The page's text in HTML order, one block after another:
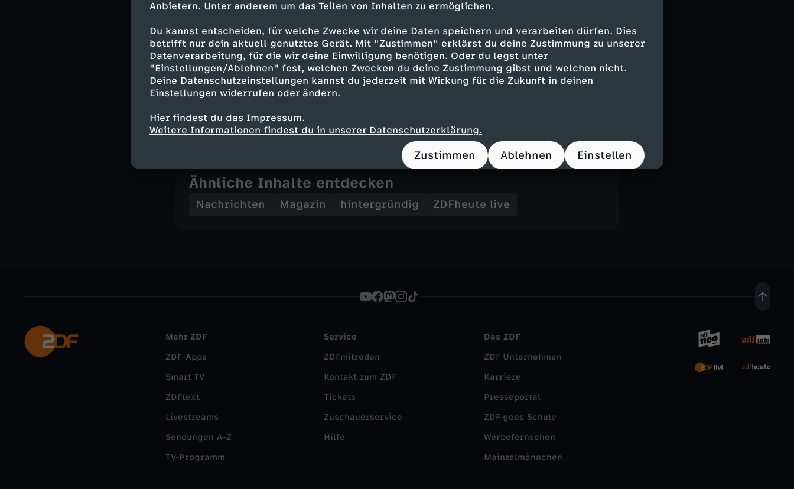
Anbietern. Unter anderem um das Teilen von Inhalten zu ermöglichen.
Du kannst entscheiden, für welche Zwecke wir deine Daten speichern und verarbeiten dürfen. Dies
betrifft nur dein aktuell genutztes Gerät. Mit "Zustimmen" erklärst du deine Zustimmung zu unserer
Datenverarbeitung, für die wir deine Einwilligung benötigen. Oder du legst unter
"Einstellungen/Ablehnen" fest, welchen Zwecken du deine Zustimmung gibst und welchen nicht.
Deine Datenschutzeinstellungen kannst du jederzeit mit Wirkung für die Zukunft in deinen
Einstellungen widerrufen oder ändern.
Hier findest du das Impressum.
Weitere Informationen findest du in unserer Datenschutzerklärung.
Zustimmen Ablehnen Einstellen
Unser Podcast
Unsere Ukraine-Updates gibt's auch im wöchentlichen Podcast "Militär &
Macht - Die Analyse". Alle Folgen findet ihr hier:https://kurz.zdf.de/LlT6h/
Mit Material von AFP und dpa
Ähnliche Inhalte entdecken
Nachrichten Magazin hintergründig ZDFheute live
Mehr ZDF
ZDF-Apps
Smart TV
ZDFtext
Livestreams
Sendungen A-Z
TV-Programm
Service
ZDFmitreden
Kontakt zum ZDF
Tickets
Zuschauerservice
Hilfe
Das ZDF
ZDF Unternehmen
Karriere
Presseportal
ZDF goes Schule
Werbefernsehen
Mainzelmännchen